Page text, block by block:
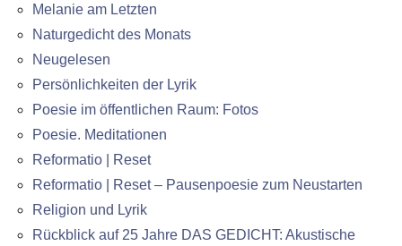
Melanie am Letzten
Naturgedicht des Monats
Neugelesen
Persönlichkeiten der Lyrik
Poesie im öffentlichen Raum: Fotos
Poesie. Meditationen
Reformatio | Reset
Reformatio | Reset – Pausenpoesie zum Neustarten
Religion und Lyrik
Rückblick auf 25 Jahre DAS GEDICHT: Akustische